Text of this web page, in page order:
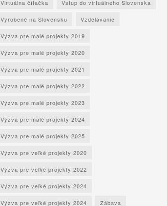
Virtuálna čítačka Vstup do virtuálneho Slovenska
Vyrobené na Slovensku Vzdelávanie
Výzva pre malé projekty 2019
Výzva pre malé projekty 2020
Výzva pre malé projekty 2021
Výzva pre malé projekty 2022
Výzva pre malé projekty 2023
Výzva pre malé projekty 2024
Výzva pre malé projekty 2025
Výzva pre veľké projekty 2020
Výzva pre veľké projekty 2022
Výzva pre veľké projekty 2024
Výzva pre veľké projekty 2024 Zábava